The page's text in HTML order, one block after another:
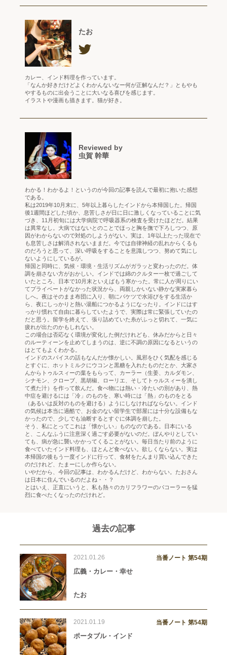
たお
カレー、インド料理を作っています。
「なんか好きだけどよくわかんないなー何が正解なんだ？」ともやも
やするものに出会うことに大いなる喜びを感じます。
イラストや漫画も描きます。猫が好き。
Reviewed by
虫賀 幹華
わかる！わかるよ！というのが今回の記事を読んで最初に抱いた感想
である。
私は2019年10月末に、5年以上暮らしたインドから本帰国した。帰国
後1週間ほどした頃か、息苦しさが日に日に激しくなっていることに気
づき、11月初旬には大学病院で呼吸器系の検査を受けたほどだ。結果
は異常なし。大病ではないとのことでほっと胸を撫で下ろしつつ、原
因がわからないので対処のしようがない。実は、1年以上たった現在で
も息苦しさは解消されないままだ。今では自律神経の乱れからくるも
のだろうと思って、深い呼吸をすることを意識しつつ、努めて気にし
ないようにしているが。
帰国と同時に、気候・環境・生活リズムがガラッと変わったのだ。体
調を崩さない方がおかしい。インドでは綿のクルター一枚で過ごして
いたところ、日本で10月末といえばもう寒かった。常に人が周りにい
てプライベートがなかった状況から、両親しかいない静かな実家暮ら
しへ。夜はそのまま布団に入り、朝にバケツで水浴びをする生活か
ら、夜にしっかりと熱い湯船につかるようになったり。インドにはす
っかり慣れて自由に暮らしていたようで、実際は常に緊張していたの
だと思う。留学を終えて、張り詰めていた糸がふっと切れて、一気に
疲れが出たのかもしれない。
この場合は否応なく環境が変化した例だけれども、休みだからと日々
のルーティーンを止めてしまうのは、逆に不調の原因になるというの
はとてもよくわかる。
インドのスパイスの話もなんだか懐かしい。風邪をひく気配を感じる
とすぐに、ホットミルクにウコンと黒糖を入れたものだとか、大家さ
んからトゥルスィーの葉をもらって、カーラー（生姜、カルダモン、
シナモン、クローブ、黒胡椒、ローリエ、そしてトゥルスィーを潰し
て煮た汁）を作って飲んだ。食べ物には熱い・冷たいの別があり、熱
中症を避けるには「冷」のものを、寒い時には「熱」のものをとる
（あるいは反対のものを避ける）ようにしなければならない。インド
の気候は本当に過酷で、お金のない留学生で部屋には十分な設備もな
かったので、少しでも油断するとすぐに体調を崩した。
そう、私にとってこれは「懐かしい」ものなのである。日本にいる
と、こんなふうに注意深く過ごす必要がないのだ。ぼんやりとしてい
ても、病が急に襲いかかってくることがない。毎日当たり前のように
食べていたインド料理も、ほとんど食べない。欲しくならない。実は
本帰国の後もう一度インドに行って、食材をたんまり買い込んできた
のだけれど、たまーにしか作らない。
いやだから、今回の記事は、わかるんだけど、わからない。たおさん
は日本に住んでいるのだよね・・？
とはいえ、正直にいうと、私も熱々のカリフラワーのパコーラーを猛
烈に食べたくなったのだけれど。
過去の記事
2021.01.26 当番ノート 第54期
広義・カレー・幸せ
たお
2021.01.19 当番ノート 第54期
ポータブル・インド